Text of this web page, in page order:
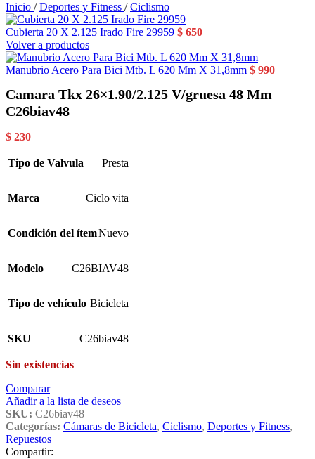
Inicio / Deportes y Fitness / Ciclismo
Cubierta 20 X 2.125 Irado Fire 29959 $ 650
Volver a productos
Manubrio Acero Para Bici Mtb. L 620 Mm X 31,8mm $ 990
Camara Tkx 26×1.90/2.125 V/gruesa 48 Mm
C26biav48
$ 230
Tipo de Valvula Presta
Marca Ciclo vita
Condición del ítemNuevo
Modelo C26BIAV48
Tipo de vehículo Bicicleta
SKU C26biav48
Sin existencias
Comparar
Añadir a la lista de deseos
SKU: C26biav48
Categorías: Cámaras de Bicicleta, Ciclismo, Deportes y Fitness,
Repuestos
Compartir: